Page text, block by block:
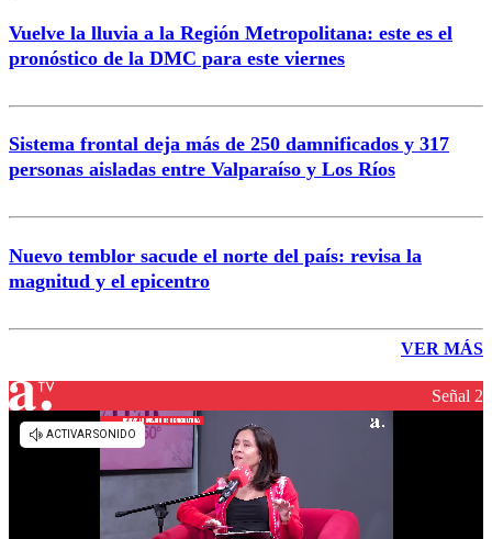
Vuelve la lluvia a la Región Metropolitana: este es el
pronóstico de la DMC para este viernes
Sistema frontal deja más de 250 damnificados y 317
personas aisladas entre Valparaíso y Los Ríos
Nuevo temblor sacude el norte del país: revisa la
magnitud y el epicentro
VER MÁS
Señal 2